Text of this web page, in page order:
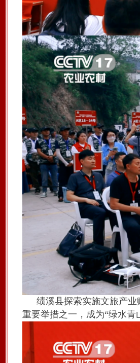
绩溪县探索实施文旅产
重要举措之一，成为“绿水